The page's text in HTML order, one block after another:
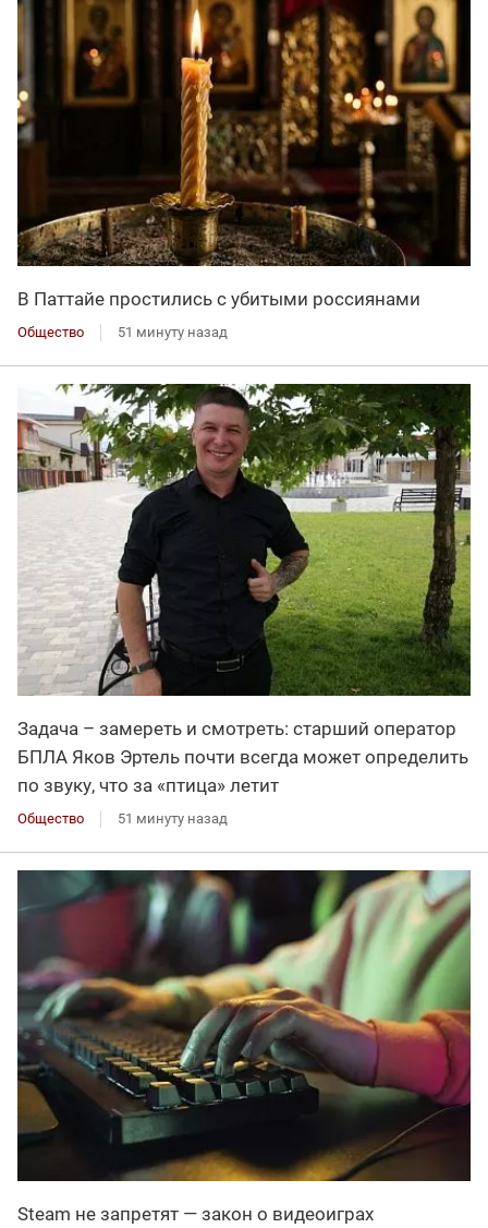
В Паттайе простились с убитыми россиянами
Общество 51 минуту назад
Задача – замереть и смотреть: старший оператор
БПЛА Яков Эртель почти всегда может определить
по звуку, что за «птица» летит
Общество 51 минуту назад
Steam не запретят — закон о видеоиграх